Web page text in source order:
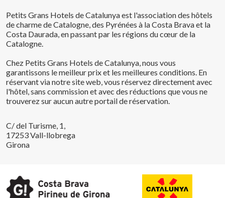
Petits Grans Hotels de Catalunya est l'association des hôtels
de charme de Catalogne, des Pyrénées à la Costa Brava et la
Costa Daurada, en passant par les régions du cœur de la
Catalogne.
Chez Petits Grans Hotels de Catalunya, nous vous
garantissons le meilleur prix et les meilleures conditions. En
réservant via notre site web, vous réservez directement avec
l'hôtel, sans commission et avec des réductions que vous ne
trouverez sur aucun autre portail de réservation.
C/ del Turisme, 1,
17253 Vall-llobrega
Girona